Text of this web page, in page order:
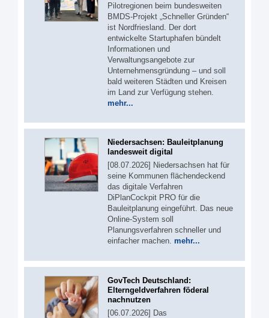
Pilotregionen beim bundesweiten
BMDS-Projekt „Schneller Gründen“
ist Nordfriesland. Der dort
entwickelte Startuphafen bündelt
Informationen und
Verwaltungsangebote zur
Unternehmensgründung – und soll
bald weiteren Städten und Kreisen
im Land zur Verfügung stehen.
mehr...
Niedersachsen: Bauleitplanung
landesweit digital
[08.07.2026] Niedersachsen hat für
seine Kommunen flächendeckend
das digitale Verfahren
DiPlanCockpit PRO für die
Bauleitplanung eingeführt. Das neue
Online-System soll
Planungsverfahren schneller und
einfacher machen. mehr...
GovTech Deutschland:
Elterngeldverfahren föderal
nachnutzen
[06.07.2026] Das